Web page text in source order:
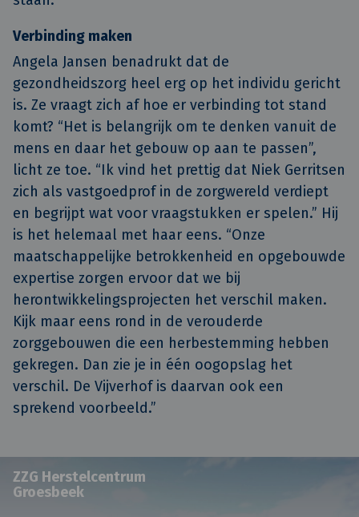
Verbinding maken
Angela Jansen benadrukt dat de
gezondheidszorg heel erg op het individu gericht
is. Ze vraagt zich af hoe er verbinding tot stand
komt? “Het is belangrijk om te denken vanuit de
mens en daar het gebouw op aan te passen”,
licht ze toe. “Ik vind het prettig dat Niek Gerritsen
zich als vastgoedprof in de zorgwereld verdiept
en begrijpt wat voor vraagstukken er spelen.” Hij
is het helemaal met haar eens. “Onze
maatschappelijke betrokkenheid en opgebouwde
expertise zorgen ervoor dat we bij
herontwikkelingsprojecten het verschil maken.
Kijk maar eens rond in de verouderde
zorggebouwen die een herbestemming hebben
gekregen. Dan zie je in één oogopslag het
verschil. De Vijverhof is daarvan ook een
sprekend voorbeeld.”
ZZG Herstelcentrum
Groesbeek